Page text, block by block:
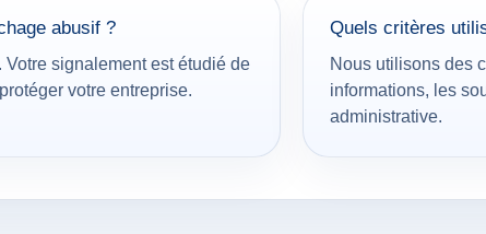
abusif ?
signalement est étudié de
votre entreprise.
Quels critères
Nous utilisons des
informations, les
administrative.